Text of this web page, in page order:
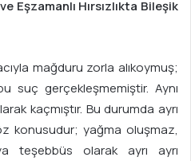
Eşzamanlı Hırsızlıkta Bileşik
mağduru zorla alıkoymuş;
suç gerçekleşmemiştir. Aynı
kaçmıştır. Bu durumda ayrı
konusudur; yağma oluşmaz,
teşebbüs olarak ayrı ayrı